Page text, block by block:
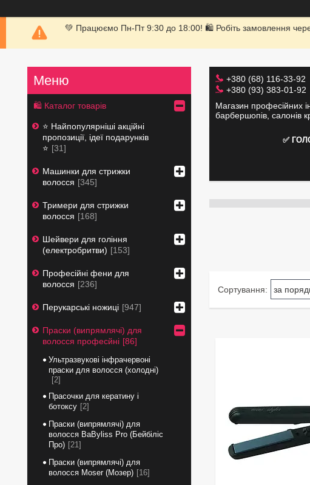
💚 Працюємо Пн-Пт 9:30 до 18:00! 🛍 Робіть замовлення
+380 (68) 116-33-92
+380 (93) 383-01-92
Магазин професійних
барбершопів, салонів
✅
🛍 Каталог товарів
⭐️ Найпопулярніші акційні
пропозиції, ідеї подарунків
⭐️
31
Машинки для стрижки
волосся
345
Тримери для стрижки
волосся
168
Шейвери для гоління
(електробритви)
153
Професійні фени для
волосся
236
Перукарські ножиці 947
Праски (випрямлячі) для
волосся професйні 86
Ультразвукові інфрачервоні
праски для волосся (холодні)
2
Прасочки для кератину і
ботоксу 2
Праски (випрямлячі) для
волосся BaByliss Pro (Бейбіліс
Про) 21
Праски (випрямлячі) для
волосся Moser (Мозер)
16